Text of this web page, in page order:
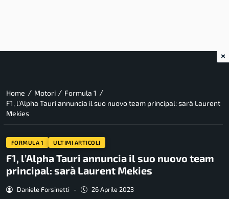
Home / Motori / Formula 1 /
F1, l’Alpha Tauri annuncia il suo nuovo team principal: sarà Laurent
Mekies
FORMULA 1 ULTIMI ARTICOLI
F1, l’Alpha Tauri annuncia il suo nuovo team
principal: sarà Laurent Mekies
Daniele Forsinetti - 26 Aprile 2023
×